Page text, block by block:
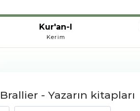
Kur'an-I
Kerim
- Yazarın kitapları